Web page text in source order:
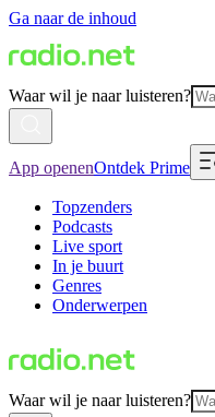
Ga naar de inhoud
Waar wil je naar luisteren?
App openenOntdek Prime
Topzenders
Podcasts
Live sport
In je buurt
Genres
Onderwerpen
Waar wil je naar luisteren?